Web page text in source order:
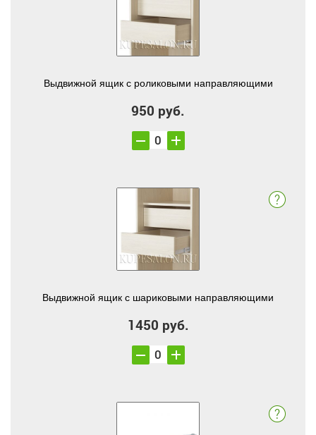
Выдвижной ящик с роликовыми направляющими
950 руб.
Выдвижной ящик с шариковыми направляющими
1450 руб.